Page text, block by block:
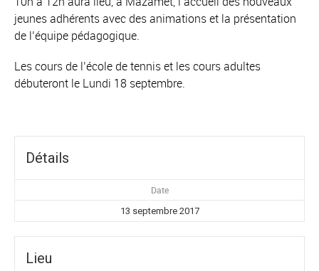
jeunes adhérents avec des animations et la présentation
de l’équipe pédagogique.
Les cours de l’école de tennis et les cours adultes
débuteront le Lundi 18 septembre.
Détails
Date
13 septembre 2017
Lieu